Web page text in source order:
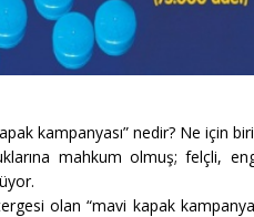
kampanyası” nedir? Ne için
mahkum olmuş; felçli,
olan “mavi kapak